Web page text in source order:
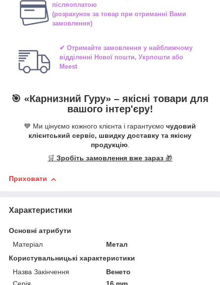
післяоплатою
(розрахунок за товар при отриманні Вами
замовлення)
✔ Отримайте замовлення у найближчому
відділенні Нової пошти, Укрпошти або
Meest
🎯 «Карнизний Гуру» – якісні товари для
вашого інтер'єру!
💙 Ми цінуємо кожного клієнта і гарантуємо чудовий
клієнтський сервіс, швидку доставку та якісну
продукцію.
🛒 Зробіть замовлення вже зараз 🎁
Приховати
Характеристики
Основні атрибути
Матеріал
Метал
Користувальницькі характеристики
Назва Закінчення
Венето